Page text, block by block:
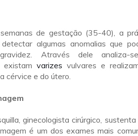
de gestação (35-40), a
algumas anomalias que
Através dele analiza-
existam varizes vulvares e
cérvice e do útero.
ginecologista cirúrgico, sustenta
é um dos exames mais